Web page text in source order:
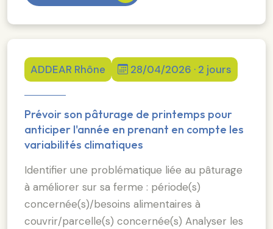
ADDEAR Rhône 28/04/2026 · 2 jours
Prévoir son pâturage de printemps pour
anticiper l'année en prenant en compte les
variabilités climatiques
Identifier une problématique liée au pâturage
à améliorer sur sa ferme : période(s)
concernée(s)/besoins alimentaires à
couvrir/parcelle(s) concernée(s) Analyser les